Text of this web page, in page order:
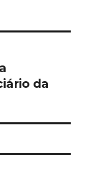
da